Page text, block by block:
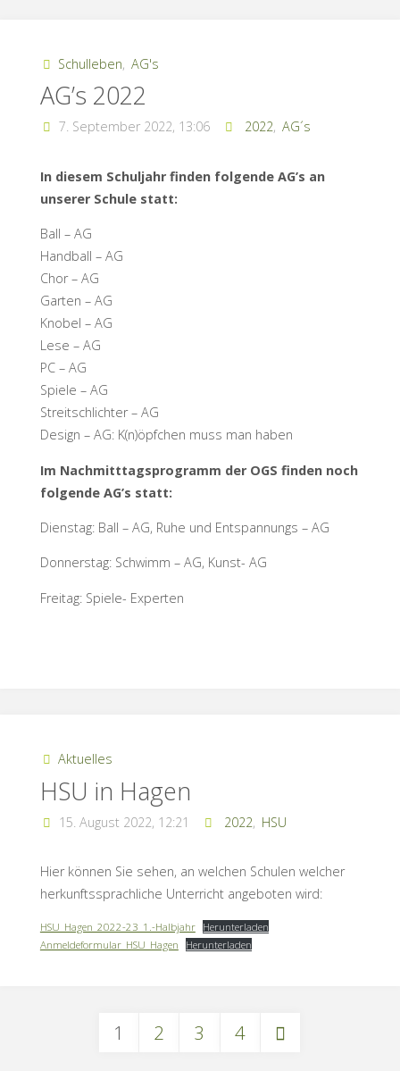
Schulleben, AG's
AG’s 2022
7. September 2022, 13:06 2022, AG´s
In diesem Schuljahr finden folgende AG’s an
unserer Schule statt:
Ball – AG
Handball – AG
Chor – AG
Garten – AG
Knobel – AG
Lese – AG
PC – AG
Spiele – AG
Streitschlichter – AG
Design – AG: K(n)öpfchen muss man haben
Im Nachmitttagsprogramm der OGS finden noch
folgende AG’s statt:
Dienstag: Ball – AG, Ruhe und Entspannungs – AG
Donnerstag: Schwimm – AG, Kunst- AG
Freitag: Spiele- Experten
Aktuelles
HSU in Hagen
15. August 2022, 12:21 2022, HSU
Hier können Sie sehen, an welchen Schulen welcher
herkunftssprachliche Unterricht angeboten wird:
HSU_Hagen_2022-23_1.-Halbjahr
Herunterladen
Anmeldeformular_HSU_Hagen
Herunterladen
1 2 3 4